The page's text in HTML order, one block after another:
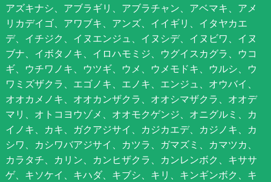
アズキナシ、アブラギリ、アブラチャン、アベマキ、アメ
リカデイゴ、アワブキ、アンズ、イイギリ、イタヤカエ
デ、イチジク、イヌエンジュ、イヌシデ、イヌビワ、イヌ
ブナ、イボタノキ、イロハモミジ、ウグイスカグラ、ウコ
ギ、ウチワノキ、ウツギ、ウメ、ウメモドキ、ウルシ、ウ
ワミズザクラ、エゴノキ、エノキ、エンジュ、オウバイ、
オオカメノキ、オオカンザクラ、オオシマザクラ、オオデ
マリ、オトコヨウゾメ、オオモクゲンジ、オニグルミ、カ
イノキ、カキ、ガクアジサイ、カジカエデ、カジノキ、カ
シワ、カシワバアジサイ、カツラ、ガマズミ、カマツカ、
カラタチ、カリン、カンヒザクラ、カンレンボク、キササ
ゲ、キソケイ、キハダ、キブシ、キリ、キンギンボク、キ